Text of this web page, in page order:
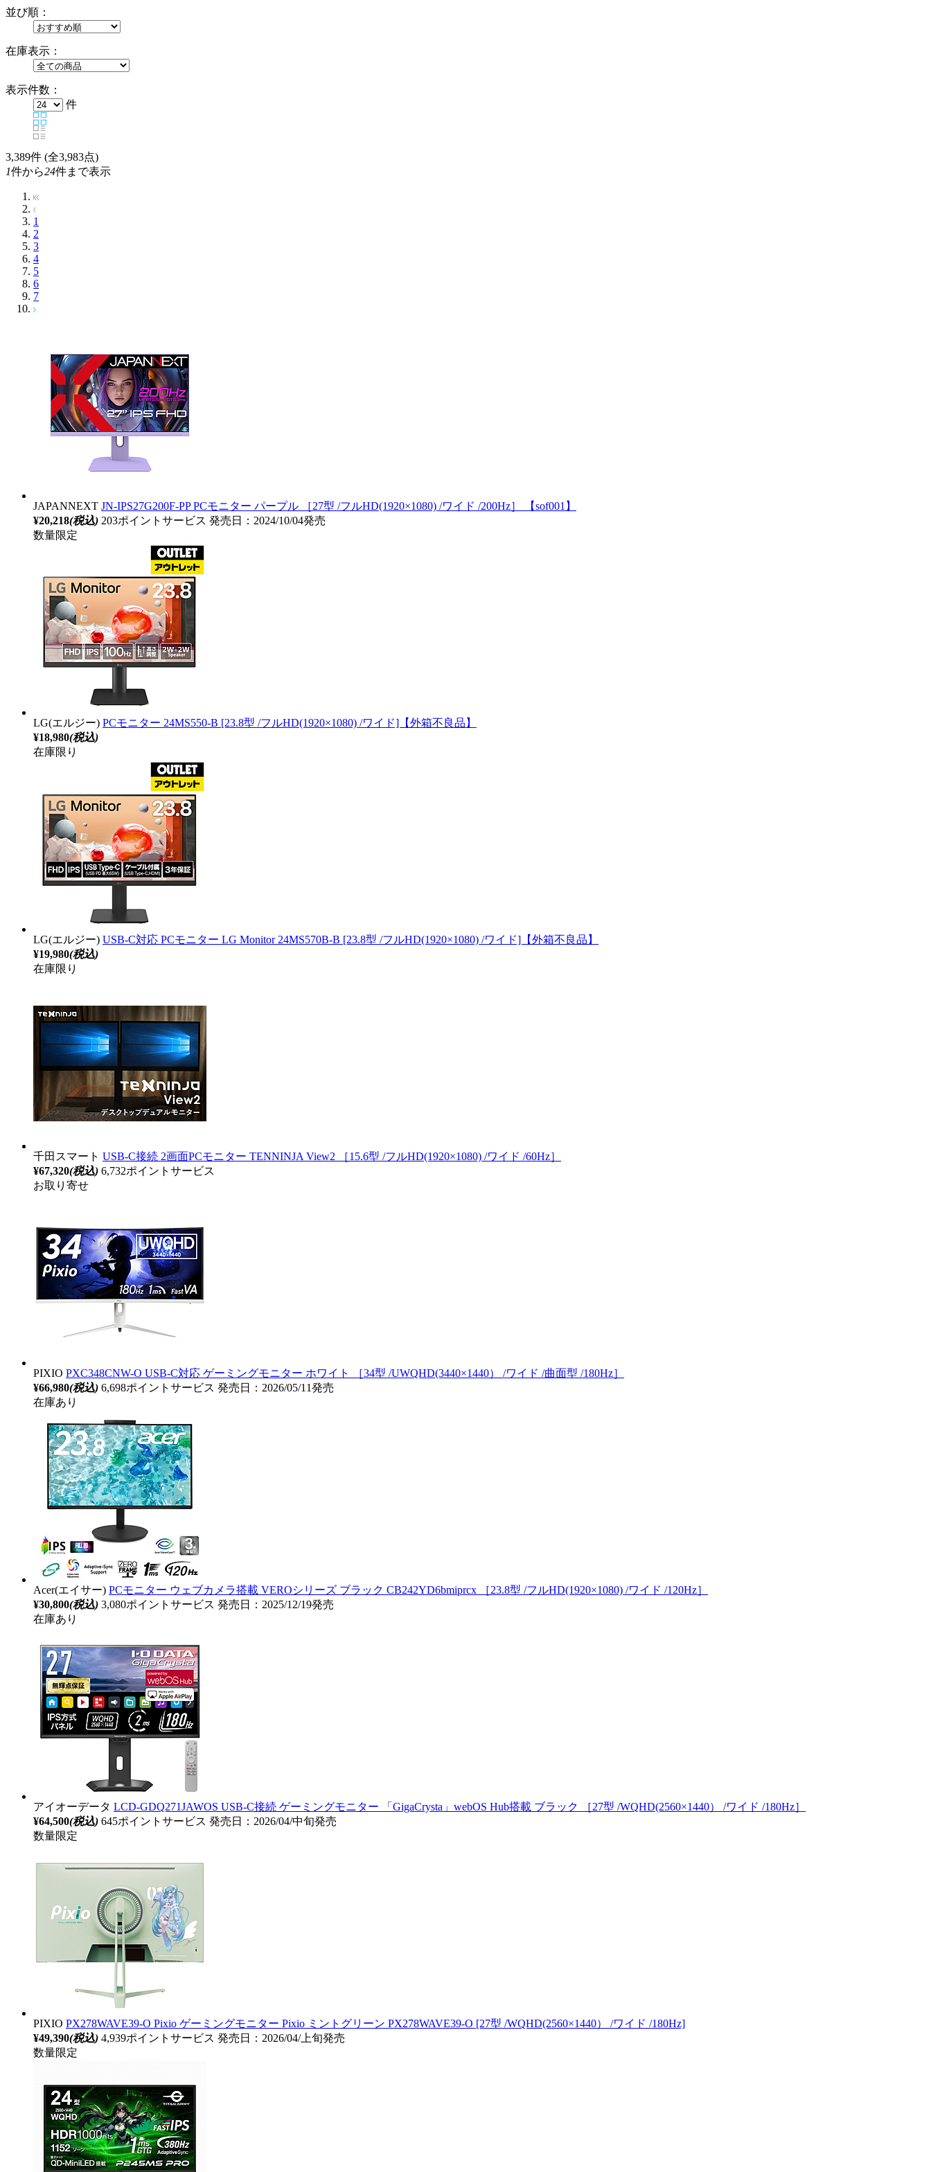
並び順：
在庫表示：
表示件数：
件
3,389件 (全3,983点)
1件から24件まで表示
1
2
3
4
5
6
7
JAPANNEXT JN-IPS27G200F-PP PCモニター パープル ［27型 /フルHD(1920×1080) /ワイド /200Hz］ 【sof001】
¥20,218(税込) 203ポイントサービス 発売日：2024/10/04発売
数量限定
LG(エルジー) PCモニター 24MS550-B [23.8型 /フルHD(1920×1080) /ワイド]【外箱不良品】
¥18,980(税込)
在庫限り
LG(エルジー) USB-C対応 PCモニター LG Monitor 24MS570B-B [23.8型 /フルHD(1920×1080) /ワイド]【外箱不良品】
¥19,980(税込)
在庫限り
千田スマート USB-C接続 2画面PCモニター TENNINJA View2 ［15.6型 /フルHD(1920×1080) /ワイド /60Hz］
¥67,320(税込) 6,732ポイントサービス
お取り寄せ
PIXIO PXC348CNW-O USB-C対応 ゲーミングモニター ホワイト ［34型 /UWQHD(3440×1440） /ワイド /曲面型 /180Hz］
¥66,980(税込) 6,698ポイントサービス 発売日：2026/05/11発売
在庫あり
Acer(エイサー) PCモニター ウェブカメラ搭載 VEROシリーズ ブラック CB242YD6bmiprcx ［23.8型 /フルHD(1920×1080) /ワイド /120Hz］
¥30,800(税込) 3,080ポイントサービス 発売日：2025/12/19発売
在庫あり
アイオーデータ LCD-GDQ271JAWOS USB-C接続 ゲーミングモニター 「GigaCrysta」webOS Hub搭載 ブラック ［27型 /WQHD(2560×1440） /ワイド /180Hz］
¥64,500(税込) 645ポイントサービス 発売日：2026/04/中旬発売
数量限定
PIXIO PX278WAVE39-O Pixio ゲーミングモニター Pixio ミントグリーン PX278WAVE39-O [27型 /WQHD(2560×1440） /ワイド /180Hz]
¥49,390(税込) 4,939ポイントサービス 発売日：2026/04/上旬発売
数量限定